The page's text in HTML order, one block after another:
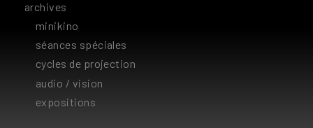
archives
minikino
séances spéciales
cycles de projection
audio / vision
expositions